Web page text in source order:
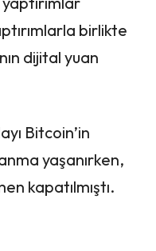
birlikte
dijital yuan
Bitcoin’in
yaşanırken,
kapatılmıştı.